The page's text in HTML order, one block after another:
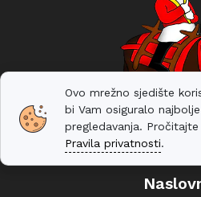
Ovo mrežno sjedište
bi Vam osiguralo
pregledavanja. Pročitajte
Pravila privatnosti.